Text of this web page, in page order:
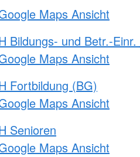
Maps Ansicht
Bildungs- und Betr.-Einr.
Maps Ansicht
Fortbildung (BG)
Maps Ansicht
Senioren
Maps Ansicht